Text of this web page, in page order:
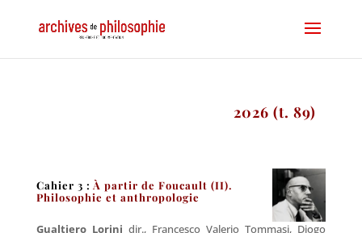
2026 (t. 89)
Cahier 3 : À partir de Foucault (II).
Philosophie et anthropologie
Gualtiero Lorini dir., Francesco Valerio Tommasi, Diogo